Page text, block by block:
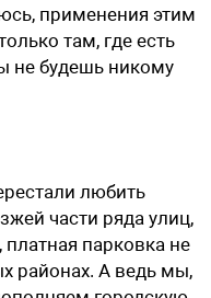
применения этим
там, где есть
не будешь никому
любить
части ряда улиц,
парковка не
районах. А ведь мы,